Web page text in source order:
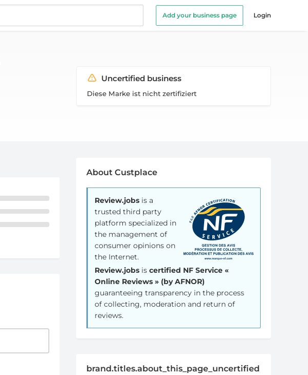
Add your business page Login
Uncertified business
Diese Marke ist nicht zertifiziert
About Custplace
Review.jobs is a
trusted third party
platform specialized in
the management of
consumer opinions on
the Internet.
Review.jobs iscertified NF Service «
Online Reviews » (by AFNOR)
guaranteeing transparency in the process
of collecting, moderation and return of
reviews.
brand.titles.about_this_page_uncertified